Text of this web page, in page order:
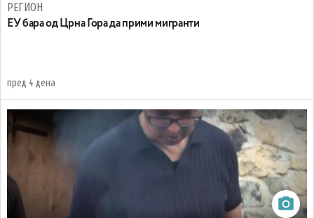
РЕГИОН
EУ бара од Црна Гора да прими мигранти
пред 4 дена